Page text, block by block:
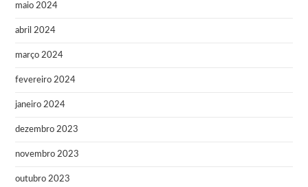
maio 2024
abril 2024
março 2024
fevereiro 2024
janeiro 2024
dezembro 2023
novembro 2023
outubro 2023